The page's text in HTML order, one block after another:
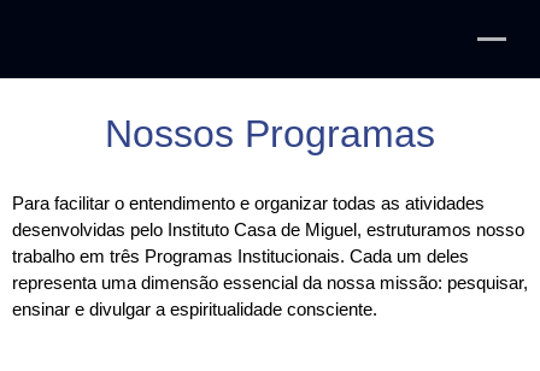
Nossos Programas
Para facilitar o entendimento e organizar todas as atividades
desenvolvidas pelo Instituto Casa de Miguel, estruturamos nosso
trabalho em três Programas Institucionais. Cada um deles
representa uma dimensão essencial da nossa missão: pesquisar,
ensinar e divulgar a espiritualidade consciente.